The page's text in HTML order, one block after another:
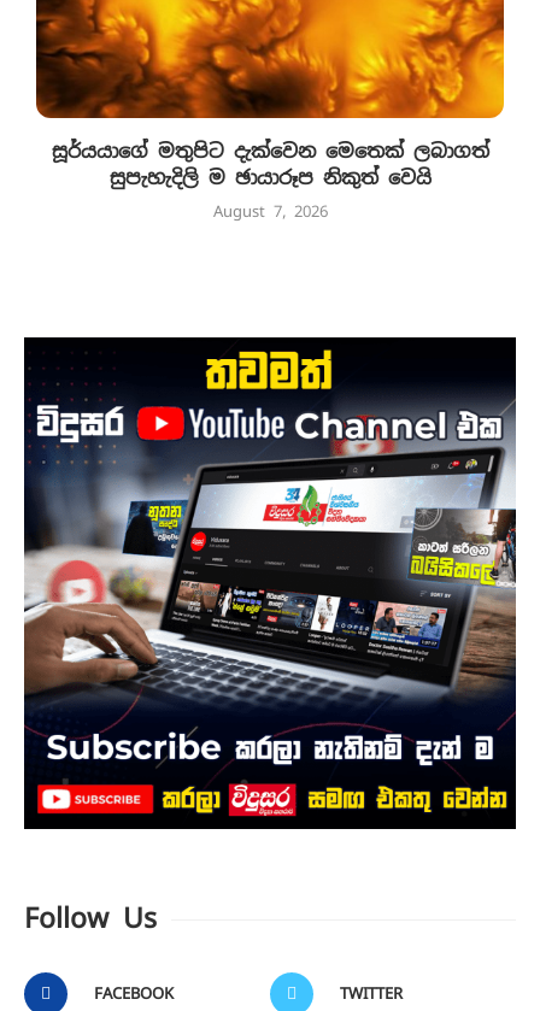
සූර්යයාගේ මතුපිට දැක්වෙන මෙතෙක් ලබාගත්
සුපැහැදිලි ම ඡායාරූප නිකුත් වෙයි
August 7, 2026
Follow Us
FACEBOOK TWITTER